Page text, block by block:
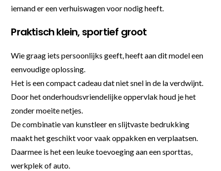
iemand er een verhuiswagen voor nodig heeft.
Praktisch klein, sportief groot
Wie graag iets persoonlijks geeft, heeft aan dit model een
eenvoudige oplossing.
Het is een compact cadeau dat niet snel in de la verdwijnt.
Door het onderhoudsvriendelijke oppervlak houd je het
zonder moeite netjes.
De combinatie van kunstleer en slijtvaste bedrukking
maakt het geschikt voor vaak oppakken en verplaatsen.
Daarmee is het een leuke toevoeging aan een sporttas,
werkplek of auto.